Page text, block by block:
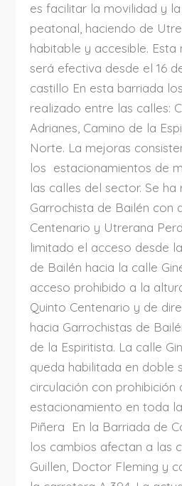
es facilitar la movilidad y
peatonal, haciendo de
habitable y accesible. Esta
será efectiva desde el 16
castillo En esta barriada
realizado entre las calles:
Adrianes, Camino de la
Norte. La mejoras
los estacionamientos de
las calles del sector. Se
Garrochista de Bailén con
Centenario y Utrerana
limitado el acceso desde
de Bailén hacia la calle
acceso prohibido a la
Quinto Centenario y de
hacia Garrochistas de
de la Espiritista. La calle
queda habilitada en doble
circulación con prohibición
estacionamiento en toda
Piñera En la Barriada de
los cambios afectan a las
Guillen, Doctor Fleming y